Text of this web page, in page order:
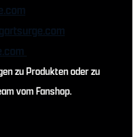
zu Produkten oder zu
vom Fanshop.